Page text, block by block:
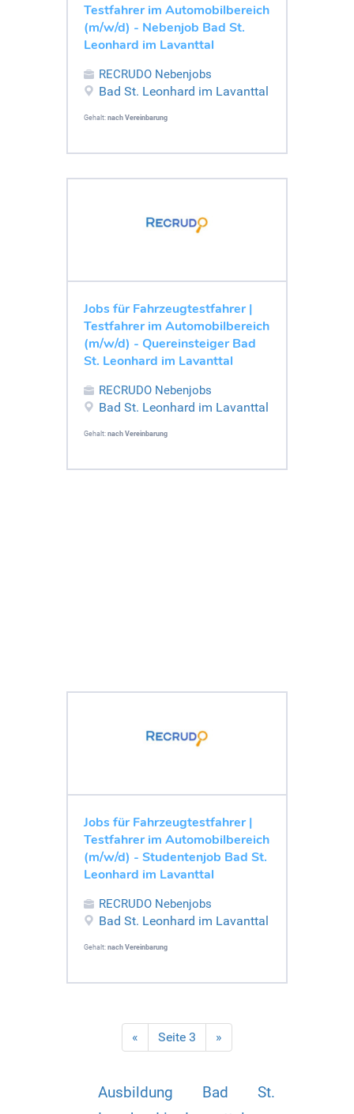
Testfahrer im Automobilbereich
(m/w/d) - Nebenjob Bad St.
Leonhard im Lavanttal
RECRUDO Nebenjobs
Bad St. Leonhard im Lavanttal
Gehalt: nach Vereinbarung
Jobs für Fahrzeugtestfahrer |
Testfahrer im Automobilbereich
(m/w/d) - Quereinsteiger Bad
St. Leonhard im Lavanttal
RECRUDO Nebenjobs
Bad St. Leonhard im Lavanttal
Gehalt: nach Vereinbarung
Jobs für Fahrzeugtestfahrer |
Testfahrer im Automobilbereich
(m/w/d) - Studentenjob Bad St.
Leonhard im Lavanttal
RECRUDO Nebenjobs
Bad St. Leonhard im Lavanttal
Gehalt: nach Vereinbarung
« Seite 3 »
Ausbildung Bad St.